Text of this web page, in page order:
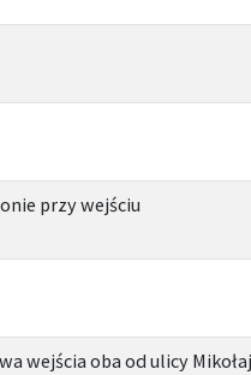
przy wejściu
wejścia oba od ulicy